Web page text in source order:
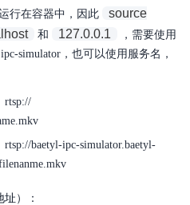
行在容器中，因此
source
和 127.0.0.1
，需要使用
simulator，也可以使用服务名，
rtsp://
baetyl-ipc-simulator.baetyl-
址 ）：